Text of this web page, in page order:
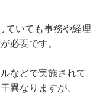
ていても事務や経理
必要です。
などで実施されて
異なりますが、